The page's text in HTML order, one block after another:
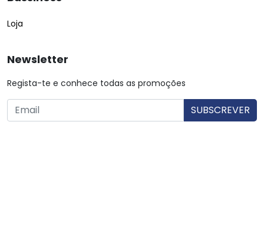
Loja
Newsletter
Regista-te e conhece todas as promoções